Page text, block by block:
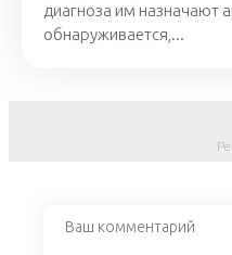
диагноза им назначают
обнаруживается,...